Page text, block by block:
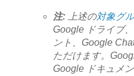
注:
上述の対象グ
Google ドライブ
ント、Google
ただけます。
Google ドキュメ